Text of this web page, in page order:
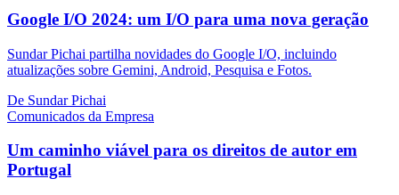
Google I/O 2024: um I/O para uma nova geração
Sundar Pichai partilha novidades do Google I/O, incluindo
atualizações sobre Gemini, Android, Pesquisa e Fotos.
De Sundar Pichai
Comunicados da Empresa
Um caminho viável para os direitos de autor em
Portugal